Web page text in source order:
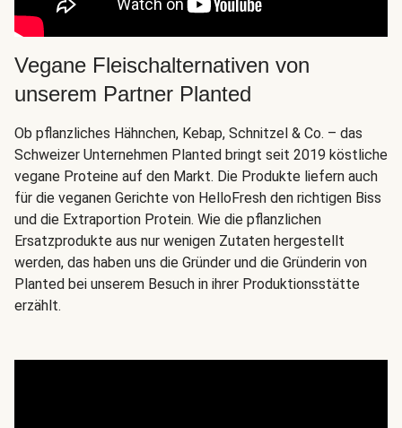
Vegane Fleischalternativen von
unserem Partner Planted
Ob pflanzliches Hähnchen, Kebap, Schnitzel & Co. – das
Schweizer Unternehmen Planted bringt seit 2019 köstliche
vegane Proteine auf den Markt. Die Produkte liefern auch
für die veganen Gerichte von HelloFresh den richtigen Biss
und die Extraportion Protein. Wie die pflanzlichen
Ersatzprodukte aus nur wenigen Zutaten hergestellt
werden, das haben uns die Gründer und die Gründerin von
Planted bei unserem Besuch in ihrer Produktionsstätte
erzählt.